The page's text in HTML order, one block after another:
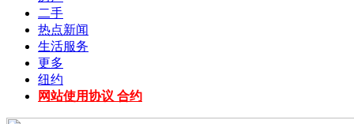
二手
热点新闻
生活服务
更多
纽约
网站使用协议 合约